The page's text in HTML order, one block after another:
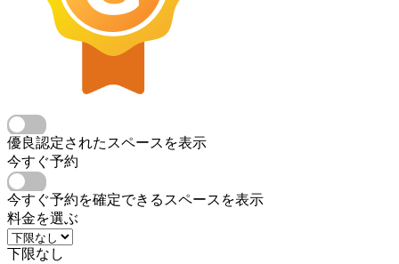
優良認定されたスペースを表示
今すぐ予約
今すぐ予約を確定できるスペースを表示
料金を選ぶ
下限なし